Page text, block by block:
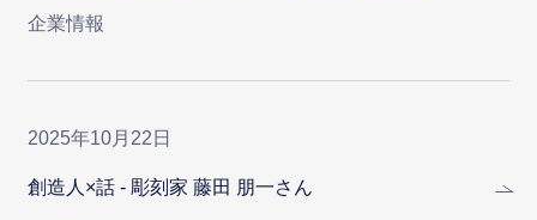
企業情報
2025年10月22日
創造人×話 - 彫刻家 藤田 朋一さん